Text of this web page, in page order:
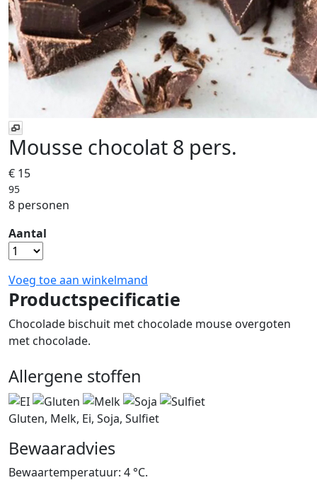
Mousse chocolat 8 pers.
€ 15
95
8 personen
Aantal
Voeg toe aan winkelmand
Productspecificatie
Chocolade bischuit met chocolade mouse overgoten
met chocolade.
Allergene stoffen
Gluten, Melk, Ei, Soja, Sulfiet
Bewaaradvies
Bewaartemperatuur: 4 °C.